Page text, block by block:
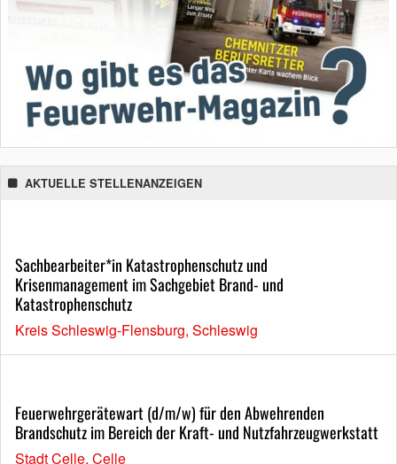
AKTUELLE STELLENANZEIGEN
Sachbearbeiter*in Katastrophenschutz und
Krisenmanagement im Sachgebiet Brand- und
Katastrophenschutz
Kreis Schleswig-Flensburg, Schleswig
Feuerwehrgerätewart (d/m/w) für den Abwehrenden
Brandschutz im Bereich der Kraft- und Nutzfahrzeugwerkstatt
Stadt Celle, Celle